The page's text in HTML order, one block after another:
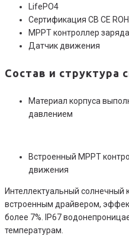
LifePO4
Сертификация CB CE
MPPT контроллер заряда
Датчик движения
Состав и структура
Материал корпуса
давлением
Встроенный MPPT
движения
Интеллектуальный солнечный
встроенным драйвером,
более 7%. IP67
температурам.